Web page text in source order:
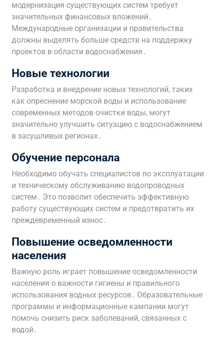
модернизация существующих систем требует
значительных финансовых вложений․
Международные организации и правительства
должны выделять больше средств на поддержку
проектов в области водоснабжения․
Новые технологии
Разработка и внедрение новых технологий, таких
как опреснение морской воды и использование
современных методов очистки воды, могут
значительно улучшить ситуацию с водоснабжением
в засушливых регионах․
Обучение персонала
Необходимо обучать специалистов по эксплуатации
и техническому обслуживанию водопроводных
систем․ Это позволит обеспечить эффективную
работу существующих систем и предотвратить их
преждевременный износ․
Повышение осведомленности
населения
Важную роль играет повышение осведомленности
населения о важности гигиены и правильного
использования водных ресурсов․ Образовательные
программы и информационные кампании могут
помочь снизить риск заболеваний, связанных с
водой․